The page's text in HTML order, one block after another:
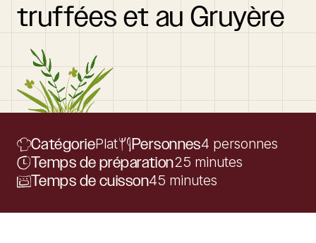
truffées et au Gruyère
CatégoriePlat Personnes4 personnes
Temps de préparation25 minutes
Temps de cuisson45 minutes